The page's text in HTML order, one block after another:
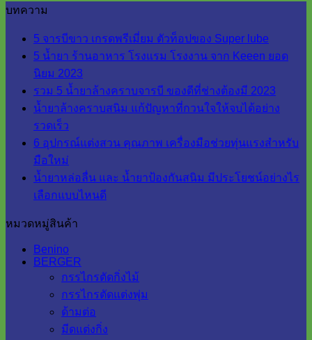
บทความ
5 จารบีขาว เกรดพรีเมี่ยม ตัวท็อปของ Super lube
5 น้ำยา ร้านอาหาร โรงแรม โรงงาน จาก Keeen ยอด
นิยม 2023
รวม 5 น้ำยาล้างคราบจารบี ของดีที่ช่างต้องมี 2023
น้ำยาล้างคราบสนิม แก้ปัญหาที่กวนใจให้จบได้อย่าง
รวดเร็ว
6 อุปกรณ์แต่งสวน คุณภาพ เครื่องมือช่วยทุ่นแรงสำหรับ
มือใหม่
น้ำยาหล่อลื่น และ น้ำยาป้องกันสนิม มีประโยชน์อย่างไร
เลือกแบบไหนดี
หมวดหมู่สินค้า
Benino
BERGER
กรรไกรตัดกิ่งไม้
กรรไกรตัดแต่งพุ่ม
ด้ามต่อ
มีดแต่งกิ่ง